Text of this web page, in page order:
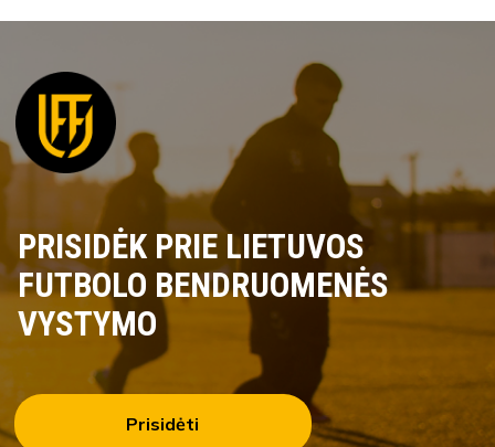
PRISIDĖK PRIE LIETUVOS
FUTBOLO BENDRUOMENĖS
VYSTYMO
Prisidėti